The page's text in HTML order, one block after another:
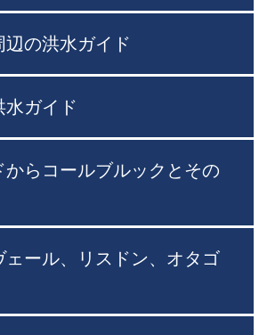
の洪水ガイド
水ガイド
からコールブルックとその
ェール、リスドン、オタゴ